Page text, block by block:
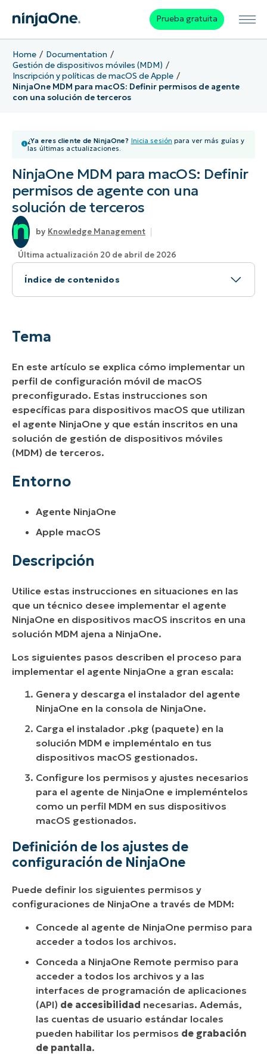
Prueba gratuita
Home
Documentation
Gestión de dispositivos móviles (MDM)
Inscripción y políticas de macOS de Apple
NinjaOne MDM para macOS: Definir permisos de agente
con una solución de terceros
¿Ya eres cliente de NinjaOne? Inicia sesión para ver más guías y
las últimas actualizaciones.
NinjaOne MDM para macOS: Definir
permisos de agente con una
solución de terceros
Knowledge Management
Última actualización 20 de abril de 2026
Índice de contenidos
Tema
Recursos adicionales
Tema
En este artículo se explica cómo implementar un
perfil de configuración móvil de macOS
preconfigurado. Estas instrucciones son
específicas para dispositivos macOS que utilizan
el agente NinjaOne y que están inscritos en una
solución de gestión de dispositivos móviles
(MDM) de terceros.
Entorno
Agente NinjaOne
Apple macOS
Descripción
Utilice estas instrucciones en situaciones en las
que un técnico desee implementar el agente
NinjaOne en dispositivos macOS inscritos en una
solución MDM ajena a NinjaOne.
Los siguientes pasos describen el proceso para
implementar el agente NinjaOne a gran escala:
Genera y descarga el instalador del agente
NinjaOne en la consola de NinjaOne.
Carga el instalador .pkg (paquete) en la
solución MDM e impleméntalo en tus
dispositivos macOS gestionados.
Configure los permisos y ajustes necesarios
para el agente de NinjaOne e impleméntelos
como un perfil MDM en sus dispositivos
macOS gestionados.
Definición de los ajustes de
configuración de NinjaOne
Puede definir los siguientes permisos y
configuraciones de NinjaOne a través de MDM:
Concede al agente de NinjaOne permiso para
acceder a todos los archivos.
Conceda a NinjaOne Remote permiso para
acceder a todos los archivos y a las
interfaces de programación de aplicaciones
(API) de accesibilidad necesarias. Además,
las cuentas de usuario estándar locales
pueden habilitar los permisos de grabación
de pantalla.